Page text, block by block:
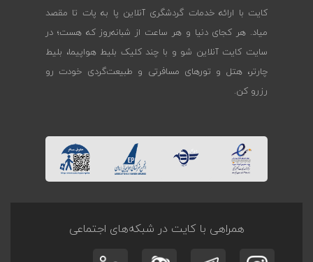
کایت با ارائه خدمات گردشگری آنلاین پا به پات تا مقصد
میاد. هر کجای دنیا و هر ساعت از شبانه‌روز که هست؛ در
سایت کایت آنلاین شو و با چند کلیک بلیط هواپیما، بلیط
چارتر، هتل و تورهای مسافرتی و طبیعت‌گردی خودت رو
رزرو کن.
همراهی با کایت در شبکه‌های اجتماعی